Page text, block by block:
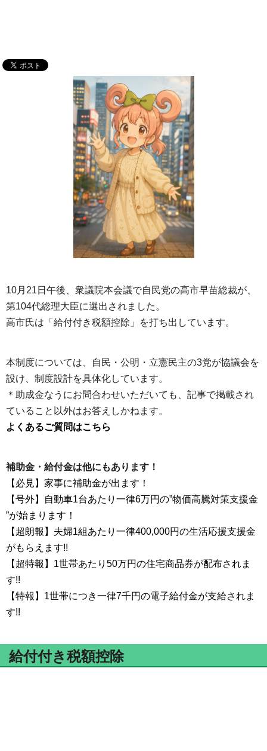
10月21日午後、衆議院本会議で自民党の高市早苗総裁が、
第104代総理大臣に選出されました。
高市氏は「給付付き税額控除」を打ち出しています。
本制度については、自民・公明・立憲民主の3党が協議会を
設け、制度設計を具体化しています。
＊助成金なうにお問合わせいただいても、記事で掲載され
ていること以外はお答えしかねます。
よくあるご質問はこちら
補助金・給付金は他にもあります！
【必見】家事に補助金が出ます！
【号外】自動車1台あたり一律6万円の”物価高騰対策支援金​
”が始まります！
【超朗報】夫婦1組あたり一律400,000円の生活応援支援金
がもらえます!!
【超特報】1世帯あたり50万円の住宅商品券が配布されま
す!!
【特報】1世帯につき一律7千円の電子給付金が支給されま
す!!
給付付き税額控除